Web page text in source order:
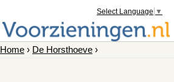
Select Language ▼
Home › De Horsthoeve ›